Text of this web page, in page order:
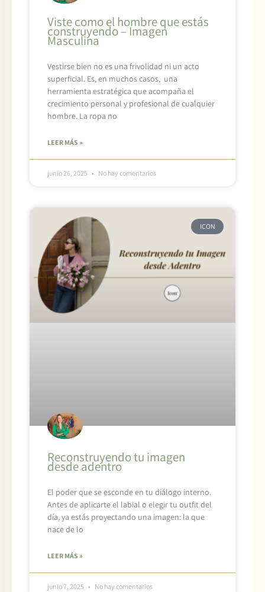
Viste como el hombre que estás
construyendo – Imagen
Masculina
Vestirse bien no es una frivolidad ni un acto
superficial. Es, en muchos casos, una
herramienta estratégica que acompaña el
crecimiento personal y profesional de cualquier
hombre. La ropa no
LEER MÁS »
junio 26, 2025 No hay comentarios
ICON
Reconstruyendo tu imagen
desde adentro
El poder que se esconde en tu diálogo interno.
Antes de aplicarte el labial o elegir tu outfit del
día, ya estás proyectando una imagen: la que
nace de lo
LEER MÁS »
junio 7, 2025 No hay comentarios